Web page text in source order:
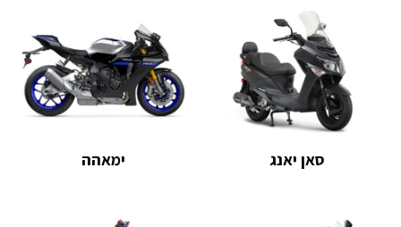
סאן יאנג ימאהה